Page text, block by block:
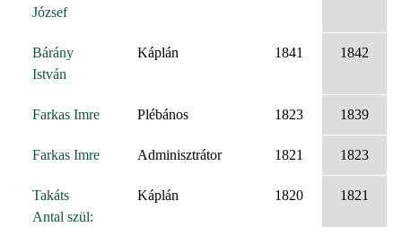
József
Bárány
István
Káplán 1841 1842
Farkas Imre Plébános 1823 1839
Farkas Imre Adminisztrátor 1821 1823
Takáts
Antal szül:
Káplán 1820 1821